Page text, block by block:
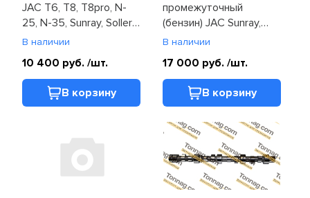
JAC T6, T8, T8pro, N-
25, N-35, Sunray, Sollers
Atlant, Argo, SF4 (Z-
В наличии
10 400 руб. /шт.
В корзину
промежуточный
(бензин) JAC Sunray,
Sollers Atlant
В наличии
17 000 руб. /шт.
В корзину